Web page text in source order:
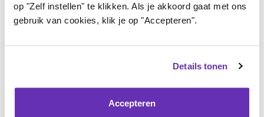
op "Zelf instellen" te klikken. Als je akkoord gaat met ons
gebruik van cookies, klik je op "Accepteren".
Details tonen
Accepteren
Of lees op déze poster meer over parosmie en
gebeurt in het reukorgaan en in de hersenen bij deze
stoornissen. Ook worden er op deze poster tips
gedeeld over hoe je hier het beste mee om kunt gaan